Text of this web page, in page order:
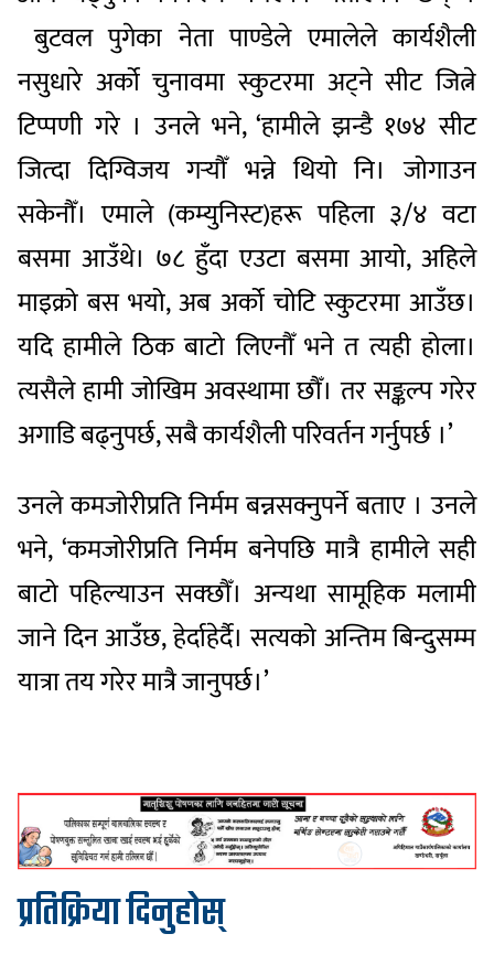
बुटवल पुगेका नेता पाण्डेले एमालेले कार्यशैली
नसुधारे अर्को चुनावमा स्कुटरमा अट्ने सीट जित्ने
टिप्पणी गरे । उनले भने, ‘हामीले झन्डै १७४ सीट
जित्दा दिग्विजय गर्‍यौँ भन्ने थियो नि। जोगाउन
सकेनौँ। एमाले (कम्युनिस्ट)हरू पहिला ३/४ वटा
बसमा आउँथे। ७८ हुँदा एउटा बसमा आयो, अहिले
माइक्रो बस भयो, अब अर्को चोटि स्कुटरमा आउँछ।
यदि हामीले ठिक बाटो लिएनौँ भने त त्यही होला।
त्यसैले हामी जोखिम अवस्थामा छौँ। तर सङ्कल्प गरेर
अगाडि बढ्नुपर्छ, सबै कार्यशैली परिवर्तन गर्नुपर्छ ।’
उनले कमजोरीप्रति निर्मम बन्नसक्नुपर्ने बताए । उनले
भने, ‘कमजोरीप्रति निर्मम बनेपछि मात्रै हामीले सही
बाटो पहिल्याउन सक्छौँ। अन्यथा सामूहिक मलामी
जाने दिन आउँछ, हेर्दाहेर्दै। सत्यको अन्तिम बिन्दुसम्म
यात्रा तय गरेर मात्रै जानुपर्छ।’
प्रतिक्रिया दिनुहोस्